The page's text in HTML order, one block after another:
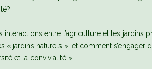
entre l’agriculture et les jardins
« jardins naturels », et comment s’engager
et la convivialité ».